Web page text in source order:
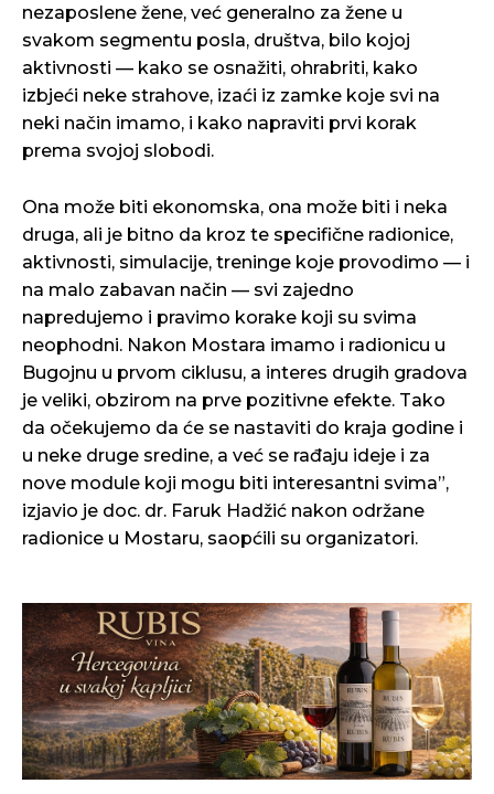
nezaposlene žene, već generalno za žene u
svakom segmentu posla, društva, bilo kojoj
aktivnosti — kako se osnažiti, ohrabriti, kako
izbjeći neke strahove, izaći iz zamke koje svi na
neki način imamo, i kako napraviti prvi korak
prema svojoj slobodi.
Ona može biti ekonomska, ona može biti i neka
druga, ali je bitno da kroz te specifične radionice,
aktivnosti, simulacije, treninge koje provodimo — i
na malo zabavan način — svi zajedno
napredujemo i pravimo korake koji su svima
neophodni. Nakon Mostara imamo i radionicu u
Bugojnu u prvom ciklusu, a interes drugih gradova
je veliki, obzirom na prve pozitivne efekte. Tako
da očekujemo da će se nastaviti do kraja godine i
u neke druge sredine, a već se rađaju ideje i za
nove module koji mogu biti interesantni svima”,
izjavio je doc. dr. Faruk Hadžić nakon održane
radionice u Mostaru, saopćili su organizatori.